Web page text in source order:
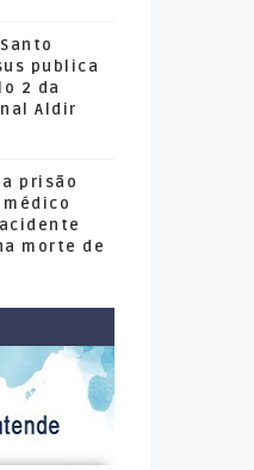
publica
2 da
Aldir
prisão
morte de